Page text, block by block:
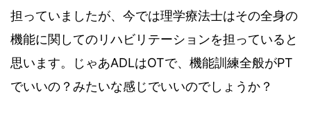
担っていましたが、今では理学療法士はその全身の
機能に関してのリハビリテーションを担っていると
思います。じゃあADLはOTで、機能訓練全般がPT
でいいの？みたいな感じでいいのでしょうか？